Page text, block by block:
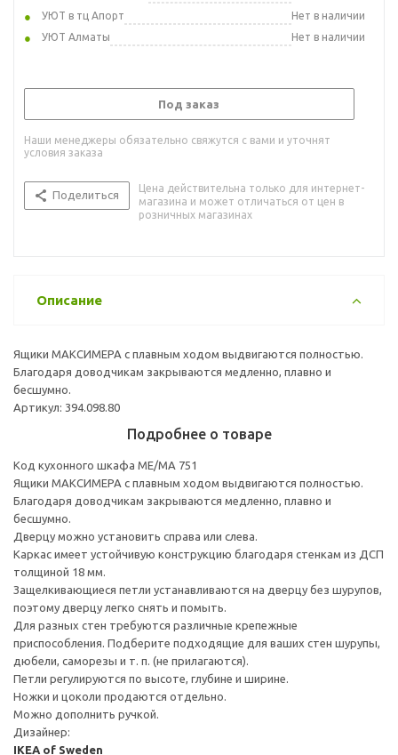
УЮТ в тц Апорт
Нет в наличии
УЮТ Алматы
Нет в наличии
Под заказ
Наши менеджеры обязательно свяжутся с вами и уточнят
условия заказа
Поделиться
Цена действительна только для интернет-
магазина и может отличаться от цен в
розничных магазинах
Описание
Ящики МАКСИМЕРА с плавным ходом выдвигаются полностью.
Благодаря доводчикам закрываются медленно, плавно и
бесшумно.
Артикул: 394.098.80
Подробнее о товаре
Код кухонного шкафа ME/MA 751
Ящики МАКСИМЕРА с плавным ходом выдвигаются полностью.
Благодаря доводчикам закрываются медленно, плавно и
бесшумно.
Дверцу можно установить справа или слева.
Каркас имеет устойчивую конструкцию благодаря стенкам из ДСП
толщиной 18 мм.
Защелкивающиеся петли устанавливаются на дверцу без шурупов,
поэтому дверцу легко снять и помыть.
Для разных стен требуются различные крепежные
приспособления. Подберите подходящие для ваших стен шурупы,
дюбели, саморезы и т. п. (не прилагаются).
Петли регулируются по высоте, глубине и ширине.
Ножки и цоколи продаются отдельно.
Можно дополнить ручкой.
Дизайнер:
IKEA of Sweden